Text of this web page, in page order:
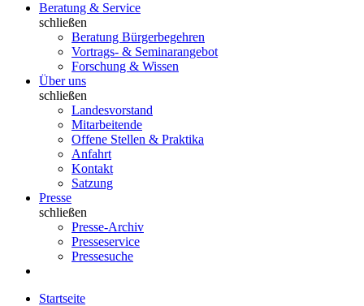
Beratung & Service
schließen
Beratung Bürgerbegehren
Vortrags- & Seminarangebot
Forschung & Wissen
Über uns
schließen
Landesvorstand
Mitarbeitende
Offene Stellen & Praktika
Anfahrt
Kontakt
Satzung
Presse
schließen
Presse-Archiv
Presseservice
Pressesuche
Startseite